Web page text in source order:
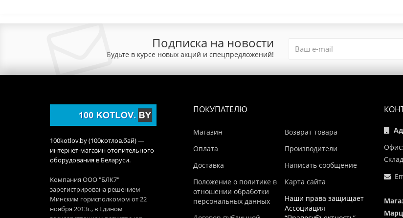
Подписка на новости
Будьте в курсе новых акций и спецпредложений!
100kotlov.by (100котлов.бай) —
интернет-магазин отопительного
оборудования в Беларуси.
Компания ООО "БЛК7"
зарегистрирована решением
Минским горисполкомом от 22
ноября 2013г., в Едином
ПОКУПАТЕЛЮ
Магазин
Оплата
Доставка
Положение о политике в
отношении обработки
персональных данных
Возврат товара
Производители
Написать сообщение
Карта сайта
Наши права защищает
Ассоциация